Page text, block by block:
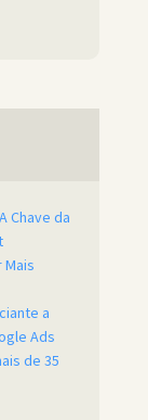
Chave da
Mais
a
Ads
de 35